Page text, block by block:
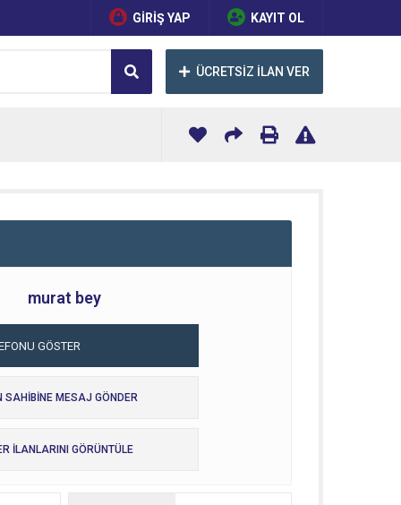
GİRİŞ YAP KAYIT OL
ÜCRETSİZ İLAN VER
murat bey
GÖSTER
SAHİBİNE MESAJ GÖNDER
İLANLARINI GÖRÜNTÜLE